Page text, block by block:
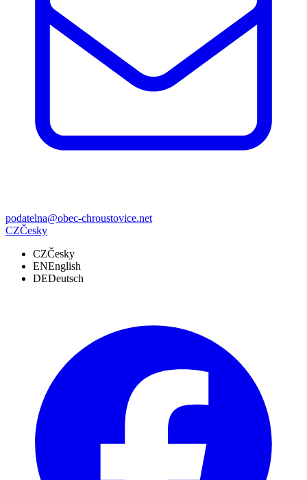
podatelna@obec-chroustovice.net
CZČesky
CZČesky
ENEnglish
DEDeutsch